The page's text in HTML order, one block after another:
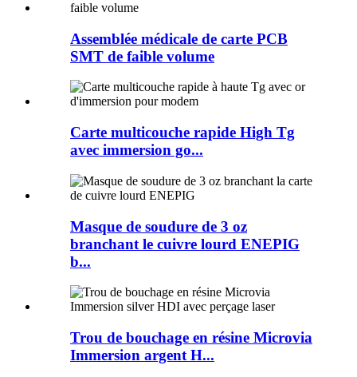
Assemblée médicale de carte PCB
SMT de faible volume
Carte multicouche rapide High Tg
avec immersion go...
Masque de soudure de 3 oz
branchant le cuivre lourd ENEPIG
b...
Trou de bouchage en résine Microvia
Immersion argent H...